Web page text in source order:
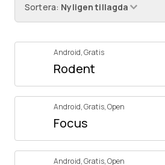
Sortera: Nyligen tillagda
Android,Gratis
Rodent
Android,Gratis,Open
Focus
Android,Gratis,Open